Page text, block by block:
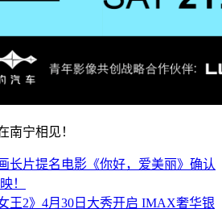
南宁相见！
长片提名电影《你好，爱美丽》确认
！
王2》4月30日大秀开启 IMAX奢华银